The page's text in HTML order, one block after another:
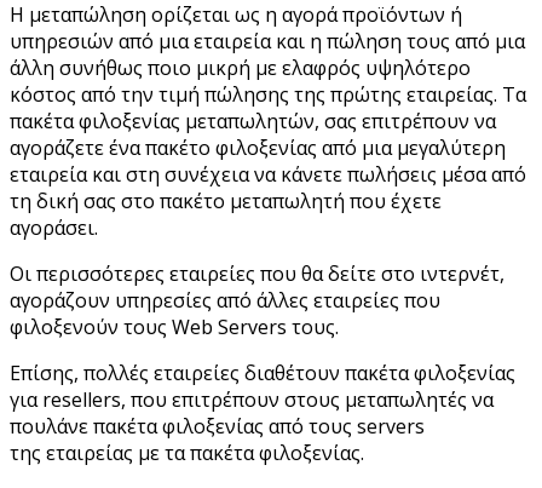
Η μεταπώληση ορίζεται ως η αγορά προϊόντων ή
υπηρεσιών από μια εταιρεία και η πώληση τους από μια
άλλη συνήθως ποιο μικρή με ελαφρός υψηλότερο
κόστος από την τιμή πώλησης της πρώτης εταιρείας. Τα
πακέτα φιλοξενίας μεταπωλητών, σας επιτρέπουν να
αγοράζετε ένα πακέτο φιλοξενίας από μια μεγαλύτερη
εταιρεία και στη συνέχεια να κάνετε πωλήσεις μέσα από
τη δική σας στο πακέτο μεταπωλητή που έχετε
αγοράσει.
Οι περισσότερες εταιρείες που θα δείτε στο ιντερνέτ,
αγοράζουν υπηρεσίες από άλλες εταιρείες που
φιλοξενούν τους Web Servers τους.
Επίσης, πολλές εταιρείες διαθέτουν πακέτα φιλοξενίας
για resellers, που επιτρέπουν στους μεταπωλητές να
πουλάνε πακέτα φιλοξενίας από τους servers
της εταιρείας με τα πακέτα φιλοξενίας.